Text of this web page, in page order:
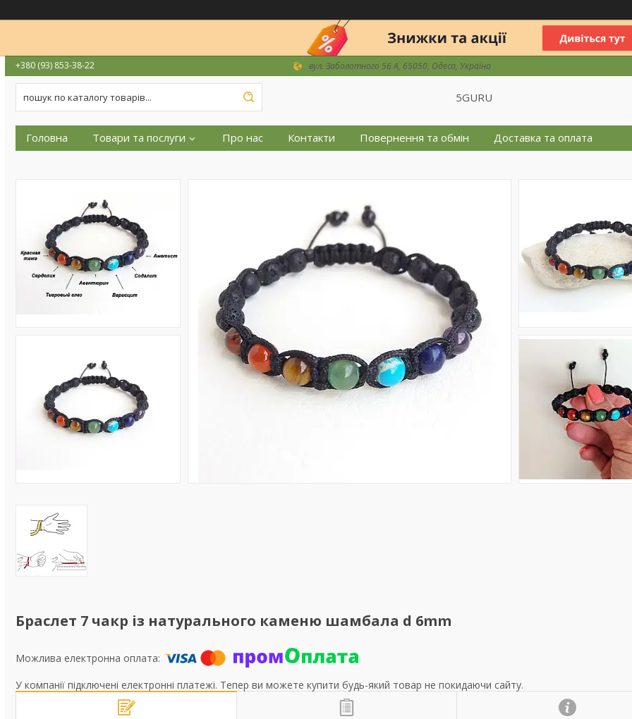
+380 (93) 853-38-22 вул. Заболотного 56 А, 65050, Одеса, Україна
5GURU
Головна Товари та послуги Про нас Контакти Повернення та обмін Доставка та оплата
Браслет 7 чакр із натурального каменю шамбала d 6mm
У компанії підключені електронні платежі. Тепер ви можете купити будь-який товар не покидаючи сайту.